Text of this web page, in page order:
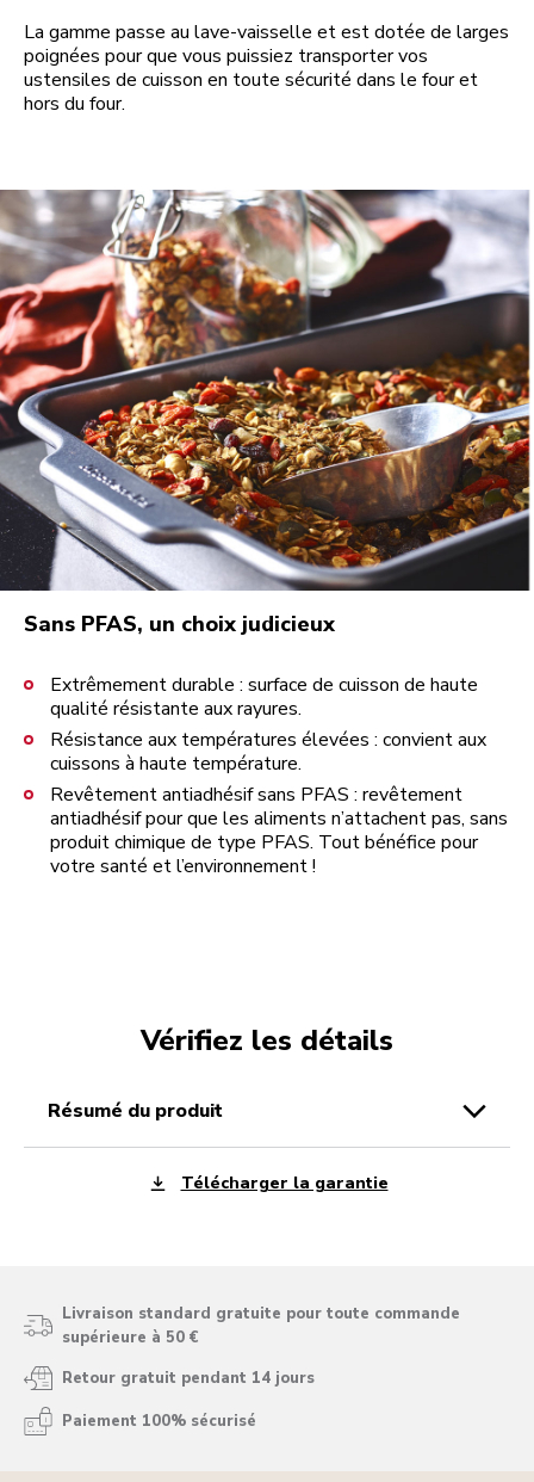
La gamme passe au lave-vaisselle et est dotée de larges
poignées pour que vous puissiez transporter vos
ustensiles de cuisson en toute sécurité dans le four et
hors du four.
Sans PFAS, un choix judicieux
Extrêmement durable : surface de cuisson de haute
qualité résistante aux rayures.
Résistance aux températures élevées : convient aux
cuissons à haute température.
Revêtement antiadhésif sans PFAS : revêtement
antiadhésif pour que les aliments n’attachent pas, sans
produit chimique de type PFAS. Tout bénéfice pour
votre santé et l’environnement !
Vérifiez les détails
résumé du produit
Télécharger la garantie
Livraison standard gratuite pour toute commande
supérieure à 50 €
Retour gratuit pendant 14 jours
Paiement 100% sécurisé